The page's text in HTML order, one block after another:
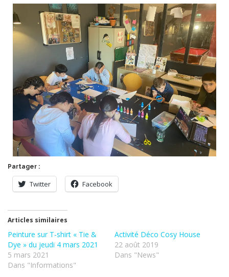
Partager :
Twitter Facebook
Articles similaires
Peinture sur T-shirt « Tie &
Dye » du jeudi 4 mars 2021
5 mars 2021
Dans "Informations"
Activité Déco Cosy House
22 août 2019
Dans "News"